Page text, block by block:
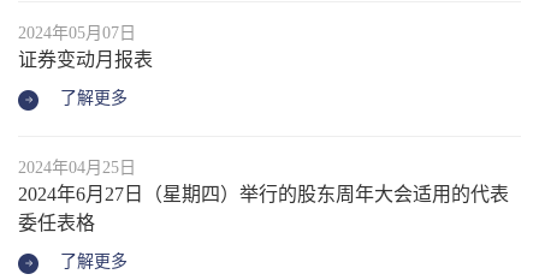
2024年05月07日
证券变动月报表
了解更多
2024年04月25日
2024年6月27日（星期四）举行的股东周年大会适用的代表
委任表格
了解更多